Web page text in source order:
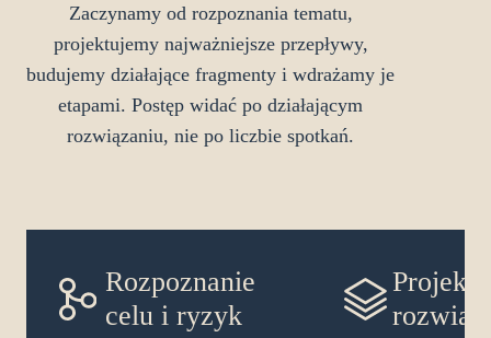
Zaczynamy od rozpoznania tematu,
projektujemy najważniejsze przepływy,
budujemy działające fragmenty i wdrażamy je
etapami. Postęp widać po działającym
rozwiązaniu, nie po liczbie spotkań.
Rozpoznanie
celu i ryzyk
Projekt